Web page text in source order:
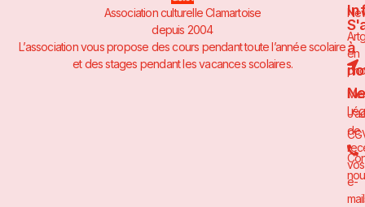
Association culturelle Clamartoise
depuis 2004
L’association vous propose des cours pendant toute l’année scolaire
et des stages pendant les vacances scolaires.
en
à
de
vos
e-